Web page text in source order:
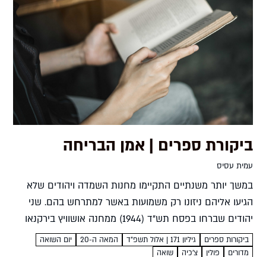
ביקורת ספרים | אמן הבריחה
עמית עסיס
במשך יותר משנתיים התקיימו מחנות השמדה ויהודים שלא
הגיעו אליהם ניזונו רק משמועות באשר למתרחש בהם. שני
יהודים שברחו בפסח תש"ד (1944) ממחנה אושוויץ בירקנאו
הביאו את הידיעות אל העולם. הם התגברו על גדרות תיל...
ביקורות ספרים גיליון 171 | אלול תשפ"ד המאה ה-20
יום השואה
מדורים
פולין צ'כיה שואה